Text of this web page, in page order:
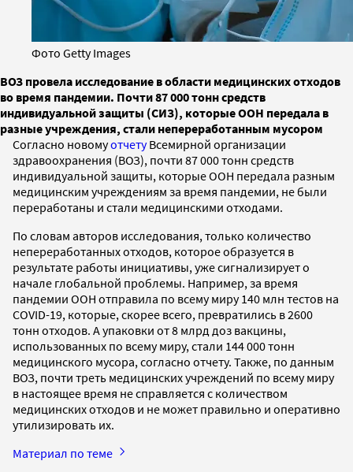
Фото Getty Images
ВОЗ провела исследование в области медицинских отходов
во время пандемии. Почти 87 000 тонн средств
индивидуальной защиты (СИЗ), которые ООН передала в
разные учреждения, стали непереработанным мусором
Согласно новомуотчетуВсемирной организации
здравоохранения (ВОЗ), почти 87 000 тонн средств
индивидуальной защиты, которые ООН передала разным
медицинским учреждениям за время пандемии, не были
переработаны и стали медицинскими отходами.
По словам авторов исследования, только количество
непереработанных отходов, которое образуется в
результате работы инициативы, уже сигнализирует о
начале глобальной проблемы. Например, за время
пандемии ООН отправила по всему миру 140 млн тестов на
COVID-19, которые, скорее всего, превратились в 2600
тонн отходов. А упаковки от 8 млрд доз вакцины,
использованных по всему миру, стали 144 000 тонн
медицинского мусора, согласно отчету. Также, по данным
ВОЗ, почти треть медицинских учреждений по всему миру
в настоящее время не справляется с количеством
медицинских отходов и не может правильно и оперативно
утилизировать их.
Материал по теме